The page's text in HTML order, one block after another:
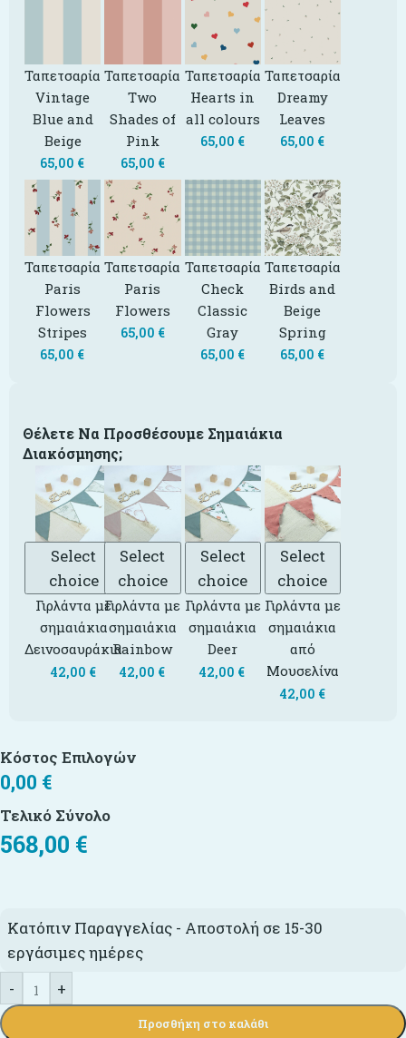
Ταπετσαρία
Vintage
Blue and
Beige
65,00 €
Ταπετσαρία
Two
Shades of
Pink
65,00 €
Ταπετσαρία
Hearts in
all colours
65,00 €
Ταπετσαρία
Dreamy
Leaves
65,00 €
Ταπετσαρία
Paris
Flowers
Stripes
65,00 €
Ταπετσαρία
Paris
Flowers
65,00 €
Ταπετσαρία
Check
Classic
Gray
65,00 €
Ταπετσαρία
Birds and
Beige
Spring
65,00 €
Θέλετε Να Προσθέσουμε Σημαιάκια
Διακόσμησης;
Select
choice
Γιρλάντα με
σημαιάκια
Δεινοσαυράκια
42,00 €
Select
choice
Γιρλάντα με
σημαιάκια
Rainbow
42,00 €
Select
choice
Γιρλάντα με
σημαιάκια
Deer
42,00 €
Select
choice
Γιρλάντα με
σημαιάκια
από
Μουσελίνα
42,00 €
Κόστος Επιλογών
0,00 €
Τελικό Σύνολο
568,00 €
Κατόπιν Παραγγελίας - Αποστολή σε 15-30
εργάσιμες ημέρες
-
+
Προσθήκη στο καλάθι